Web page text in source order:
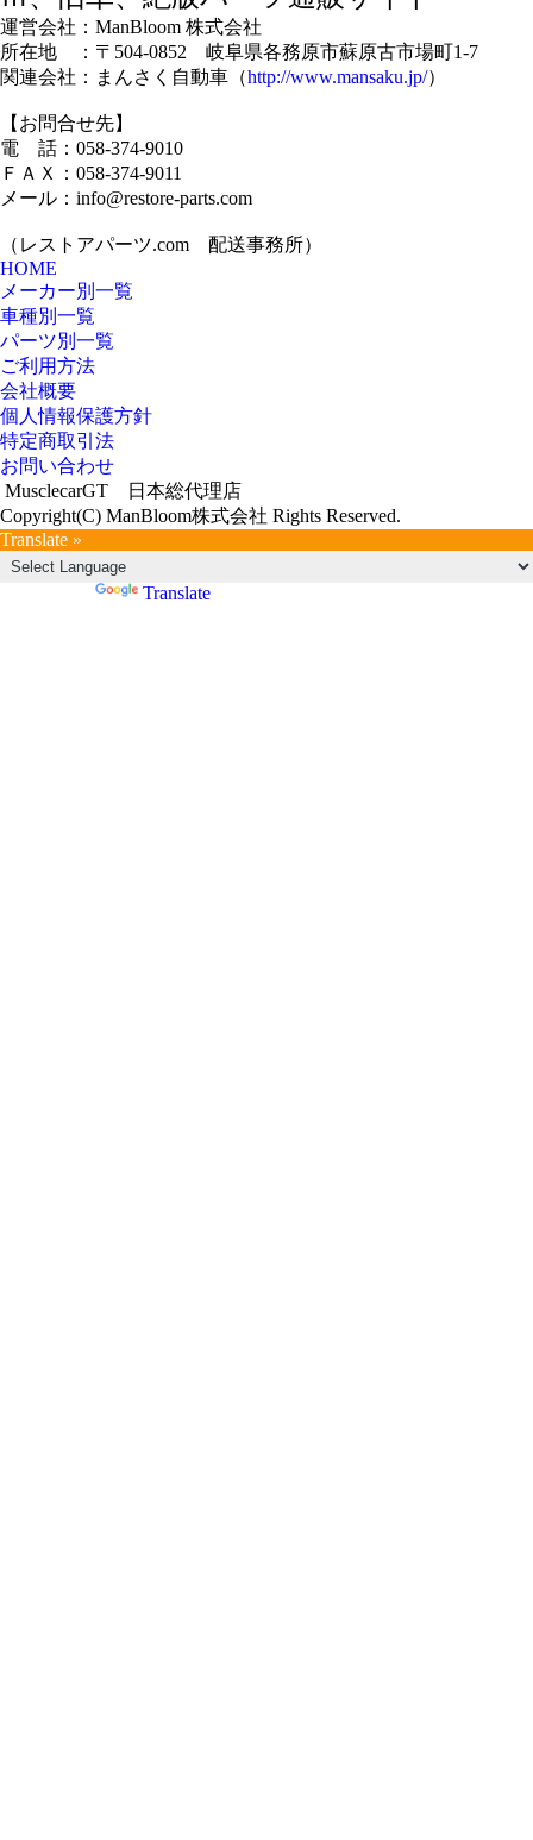
運営会社：ManBloom 株式会社
所在地 ：〒504-0852 岐阜県各務原市蘇原古市場町1-7
関連会社：まんさく自動車（http://www.mansaku.jp/）
【お問合せ先】
電 話：058-374-9010
ＦＡＸ：058-374-9011
メール：info@restore-parts.com
（レストアパーツ.com 配送事務所）
HOME
メーカー別一覧
車種別一覧
パーツ別一覧
ご利用方法
会社概要
個人情報保護方針
特定商取引法
お問い合わせ
MusclecarGT 日本総代理店
Copyright(C) ManBloom株式会社 Rights Reserved.
Translate »
Translate